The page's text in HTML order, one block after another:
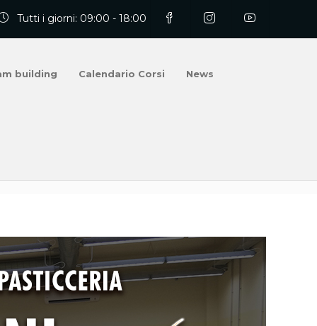
Tutti i giorni: 09:00 - 18:00
building Calendario Corsi News